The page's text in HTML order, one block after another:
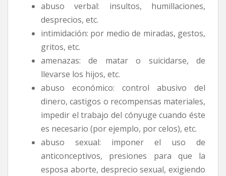
abuso verbal: insultos, humillaciones,
desprecios, etc.
intimidación: por medio de miradas, gestos,
gritos, etc.
amenazas: de matar o suicidarse, de
llevarse los hijos, etc.
abuso económico: control abusivo del
dinero, castigos o recompensas materiales,
impedir el trabajo del cónyuge cuando éste
es necesario (por ejemplo, por celos), etc.
abuso sexual: imponer el uso de
anticonceptivos, presiones para que la
esposa aborte, desprecio sexual, exigiendo